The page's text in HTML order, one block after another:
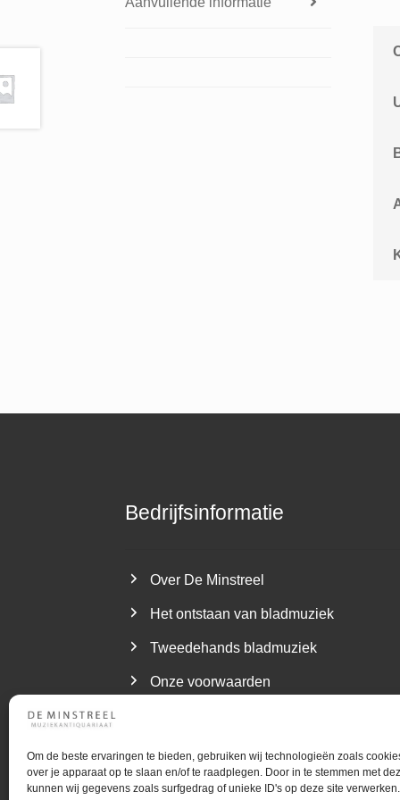
Om de beste ervaringen te bieden, gebruiken wij technologieën zoals
over je apparaat op te slaan en/of te raadplegen. Door in te stemmen met
kunnen wij gegevens zoals surfgedrag of unieke ID's op deze site
Bedrijfsinformatie
Over De Minstreel
Het ontstaan van bladmuziek
Tweedehands bladmuziek
Onze voorwaarden
©Gebruiktebladmuziek.nl